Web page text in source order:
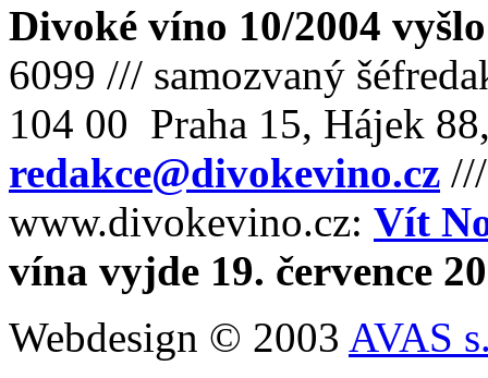
Divoké víno 10/2004
6099 /// samozvaný
104 00 Praha 15, Hájek
redakce@divokevino.cz
www.divokevino.cz: Vít
vína vyjde 19. července
Webdesign © 2003 AVAS